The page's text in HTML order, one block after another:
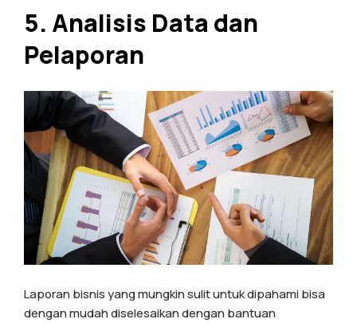
5. Analisis Data dan
Pelaporan
Laporan bisnis yang mungkin sulit untuk dipahami bisa
dengan mudah diselesaikan dengan bantuan